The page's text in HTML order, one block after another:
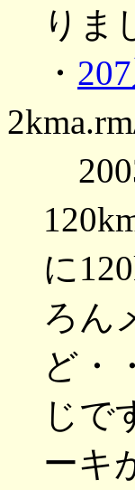
りま
・
に
ろん
ど・
じで
ーキ